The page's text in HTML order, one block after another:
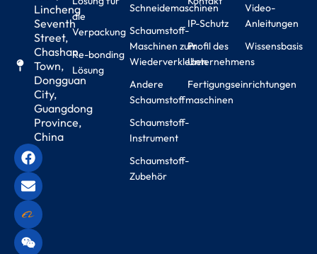
Lincheng
Seventh
Street,
Chashan
Town,
Dongguan
City,
Guangdong
Province,
China
die
Verpackung
Re-bonding
Lösung
Schneidemaschinen
Schaumstoff-
Maschinen zum
Wiederverkleben
Andere
Schaumstoffmaschinen
Schaumstoff-
Instrument
Schaumstoff-
Zubehör
IP-Schutz
Profil des
Unternehmens
Fertigungseinrichtungen
Video-
Anleitungen
Wissensbasis